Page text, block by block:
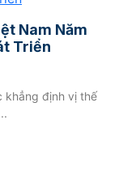
Nam Năm
Triển
khẳng định vị thế